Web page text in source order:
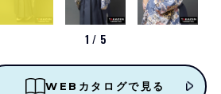
1 / 5
WEBカタログで見る